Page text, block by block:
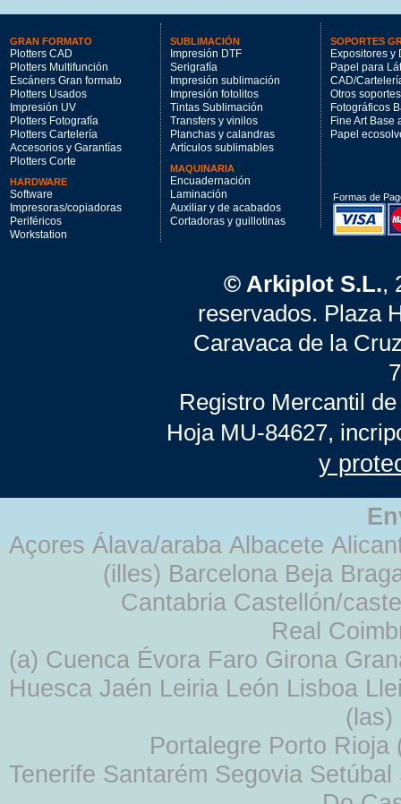
GRAN FORMATO
Plotters CAD
Plotters Multifunción
Escáners Gran formato
Plotters Usados
Impresión UV
Plotters Fotografía
Plotters Cartelería
Accesorios y Garantías
Plotters Corte
HARDWARE
Software
Impresoras/copiadoras
Periféricos
Workstation
SUBLIMACIÓN
Impresión DTF
Serigrafía
Impresión sublimación
Impresión fotolitos
Tintas Sublimación
Transfers y vinilos
Planchas y calandras
Artículos sublimables
MAQUINARIA
Encuadernación
Laminación
Auxiliar y de acabados
Cortadoras y guillotinas
SOPORTES
Expositores y
Papel para
CAD/
Otros soportes
Fotográficos
Fine Art Base
Papel
Formas de
© Arkiplot S.L.,
reservados. Plaza
Caravaca de la
Registro Mercantil
Hoja MU-84627,
y
Açores Álava/araba Albacete
(illes) Barcelona Beja
Cantabria Castellón/
Real
(a) Cuenca Évora Faro Girona
Huesca Jaén Leiria León Lisboa
Portalegre Porto
Tenerife Santarém Segovia